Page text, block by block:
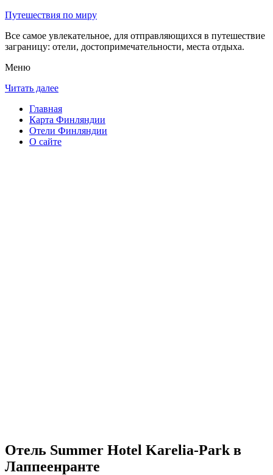
Путешествия по миру
Все самое увлекательное, для отправляющихся в путешествие
заграницу: отели, достопримечательности, места отдыха.
Меню
Читать далее
Главная
Карта Финляндии
Отели Финляндии
О сайте
Отель Summer Hotel Karelia-Park в
Лаппеенранте